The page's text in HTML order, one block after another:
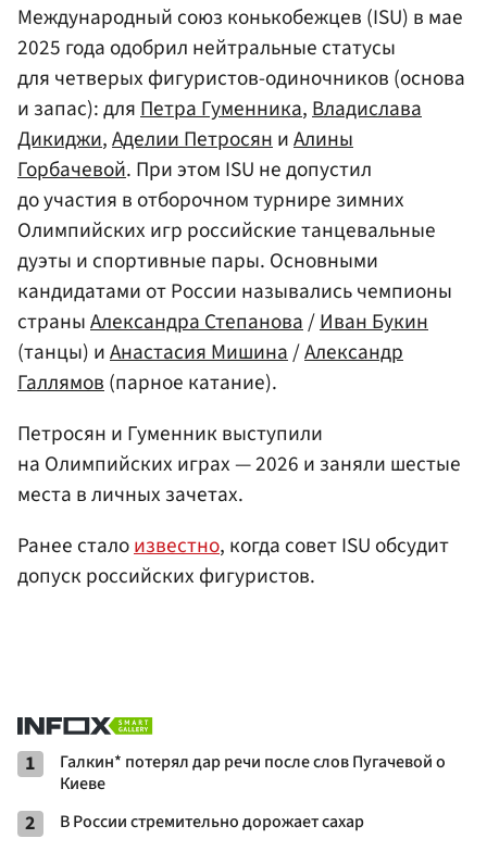
Международный союз конькобежцев (ISU) в мае
2025 года одобрил нейтральные статусы
для четверых фигуристов-одиночников (основа
и запас): для Петра Гуменника, Владислава
Дикиджи,Аделии Петросян иАлины
Горбачевой. При этом ISU не допустил
до участия в отборочном турнире зимних
Олимпийских игр российские танцевальные
дуэты и спортивные пары. Основными
кандидатами от России назывались чемпионы
страныАлександра Степанова /Иван Букин
(танцы) иАнастасия Мишина /Александр
Галлямов (парное катание).
Петросян и Гуменник выступили
на Олимпийских играх — 2026 и заняли шестые
места в личных зачетах.
Ранее сталоизвестно, когда совет ISU обсудит
допуск российских фигуристов.
1
Галкин* потерял дар речи после слов Пугачевой о
Киеве
2 В России стремительно дорожает сахар